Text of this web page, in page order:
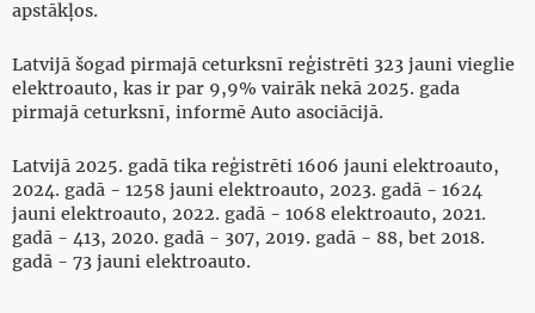
apstākļos.
Latvijā šogad pirmajā ceturksnī reģistrēti 323 jauni vieglie
elektroauto, kas ir par 9,9% vairāk nekā 2025. gada
pirmajā ceturksnī, informē Auto asociācijā.
Latvijā 2025. gadā tika reģistrēti 1606 jauni elektroauto,
2024. gadā - 1258 jauni elektroauto, 2023. gadā - 1624
jauni elektroauto, 2022. gadā - 1068 elektroauto, 2021.
gadā - 413, 2020. gadā - 307, 2019. gadā - 88, bet 2018.
gadā - 73 jauni elektroauto.